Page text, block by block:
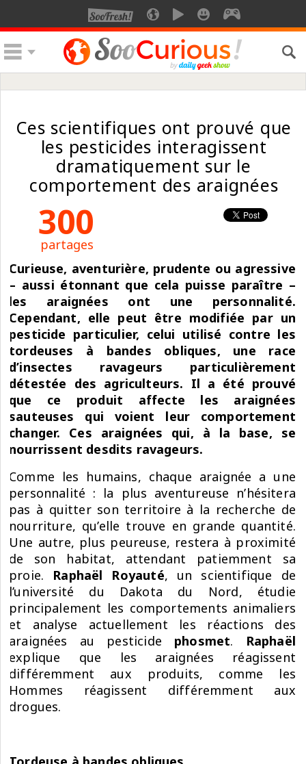
Ces scientifiques ont prouvé que
les pesticides interagissent
dramatiquement sur le
comportement des araignées
300
partages
Curieuse, aventurière, prudente ou agressive
– aussi étonnant que cela puisse paraître –
les araignées ont une personnalité.
Cependant, elle peut être modifiée par un
pesticide particulier, celui utilisé contre les
tordeuses à bandes obliques, une race
d’insectes ravageurs particulièrement
détestée des agriculteurs. Il a été prouvé
que ce produit affecte les araignées
sauteuses qui voient leur comportement
changer. Ces araignées qui, à la base, se
nourrissent desdits ravageurs.
Comme les humains, chaque araignée a une
personnalité : la plus aventureuse n’hésitera
pas à quitter son territoire à la recherche de
nourriture, qu’elle trouve en grande quantité.
Une autre, plus peureuse, restera à proximité
de son habitat, attendant patiemment sa
proie. Raphaël Royauté, un scientifique de
l’université du Dakota du Nord, étudie
principalement les comportements animaliers
et analyse actuellement les réactions des
araignées au pesticide phosmet. Raphaël
explique que les araignées réagissent
différemment aux produits, comme les
Hommes réagissent différemment aux
drogues.